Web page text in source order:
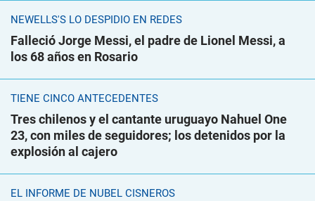
NEWELLS'S LO DESPIDIÓ EN REDES
Falleció Jorge Messi, el padre de Lionel Messi, a
los 68 años en Rosario
TIENE CINCO ANTECEDENTES
Tres chilenos y el cantante uruguayo Nahuel One
23, con miles de seguidores; los detenidos por la
explosión al cajero
EL INFORME DE NUBEL CISNEROS